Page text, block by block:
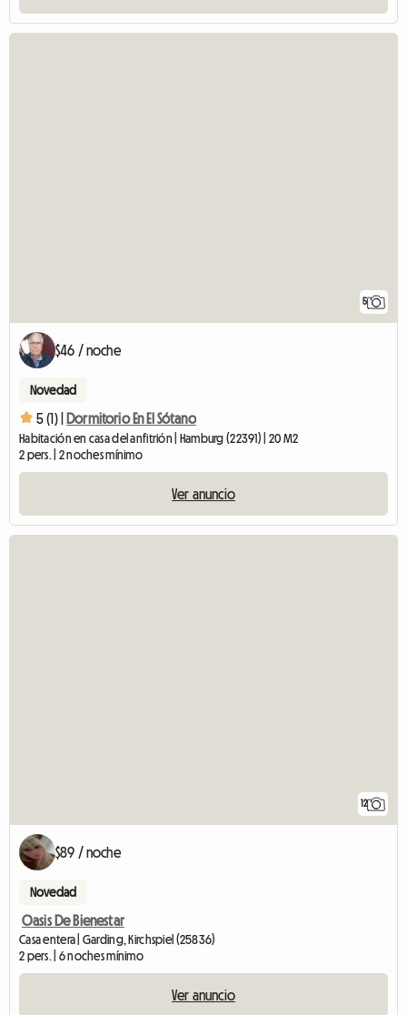
5
$46 / noche
Novedad
5 (1) | Dormitorio En El Sótano
Habitación en casa del anfitrión | Hamburg (22391) | 20 M2
2 pers. | 2 noches mínimo
Ver anuncio
12
$89 / noche
Novedad
Oasis De Bienestar
Casa entera | Garding, Kirchspiel (25836)
2 pers. | 6 noches mínimo
Ver anuncio